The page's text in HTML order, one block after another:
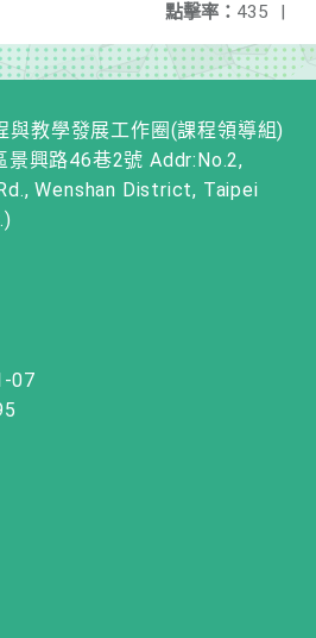
點擊率： 435 |
與教學發展工作圈(課程領導組)
景興路46巷2號 Addr:No.2,
Wenshan District, Taipei
07